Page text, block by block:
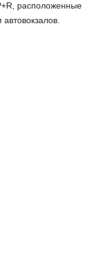
расположенные